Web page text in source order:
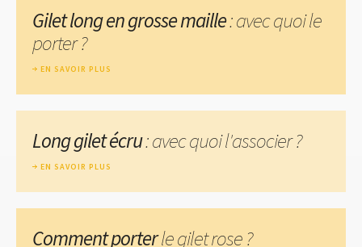
Gilet long en grosse maille: avec quoi le
porter ?
EN SAVOIR PLUS
Long gilet écru: avec quoi l'associer ?
EN SAVOIR PLUS
Comment porterle gilet rose ?